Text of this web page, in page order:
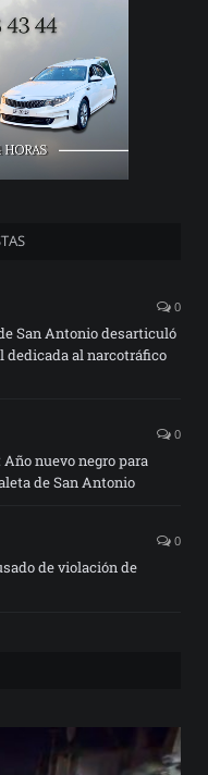
0
San Antonio desarticuló
al narcotráfico
0
nuevo negro para
de San Antonio
0
de violación de